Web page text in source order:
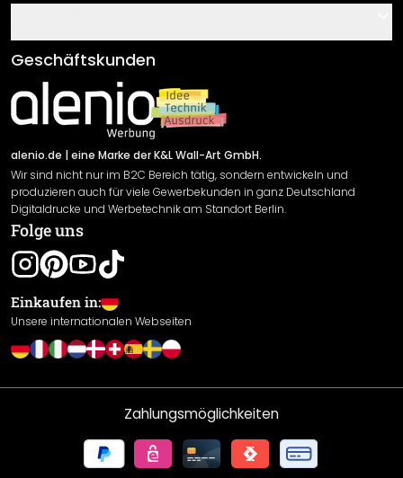
Klebe- und Montageanleitungen
Newsletter An-/Abmeldung
Sendungsverfolgung
AGB
Impressum
Versand & Zahlung
Rücksendung
Widerrufsrecht
Datenschutzerklärung
Gewährleistung
Leistungserklärung / CE-Zeichen
Cookie Einstellungen
Geschäftskunden
alenio.de | eine Marke der K&L Wall-Art GmbH.
Wir sind nicht nur im B2C Bereich tätig, sondern entwickeln und
produzieren auch für viele Gewerbekunden in ganz Deutschland
Digitaldrucke und Werbetechnik am Standort Berlin.
Folge uns
Einkaufen in:
Unsere internationalen Webseiten
Zahlungsmöglichkeiten